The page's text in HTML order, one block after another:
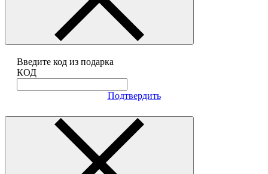
Введите код из подарка
КОД
Подтвердить